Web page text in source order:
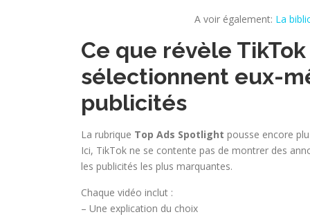
A voir également: La
Ce que révèle
sélectionnent eux-
publicités
La rubrique Top Ads Spotlight pousse encore
Ici, TikTok ne se contente pas de montrer des
les publicités les plus marquantes.
Chaque vidéo inclut :
– Une explication du choix